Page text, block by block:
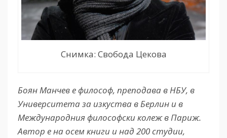
Снимка: Свобода Цекова
Боян Манчев е философ, преподава в НБУ, в
Университета за изкуства в Берлин и в
Международния философски колеж в Париж.
Автор е на осем книги и над 200 студии,